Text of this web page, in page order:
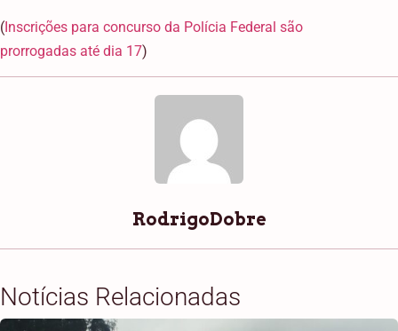
( Inscrições para concurso da Polícia Federal são
prorrogadas até dia 17)
RodrigoDobre
Notícias Relacionadas